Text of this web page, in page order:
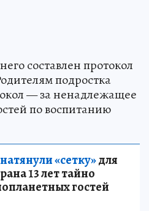
составлен протокол
подростка
— за ненадлежащее
по воспитанию
«сетку»для
13 лет тайно
гостей